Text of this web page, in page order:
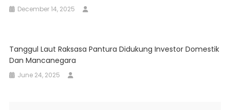
December 14, 2025
Tanggul Laut Raksasa Pantura Didukung Investor Domestik
Dan Mancanegara
June 24, 2025